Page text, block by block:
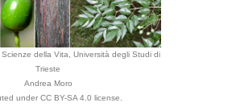
della Vita, Università degli Studi di
Trieste
Andrea Moro
under CC BY-SA 4.0 license.